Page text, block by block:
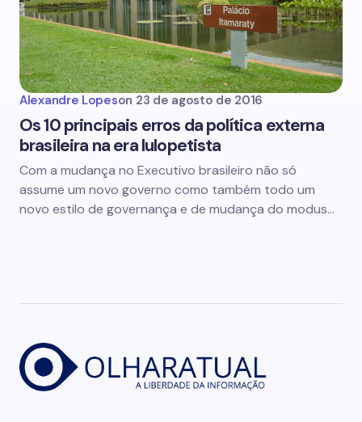
Alexandre Lopeson 23 de agosto de 2016
Os 10 principais erros da política externa
brasileira na era lulopetista
Com a mudança no Executivo brasileiro não só
assume um novo governo como também todo um
novo estilo de governança e de mudança do modus…